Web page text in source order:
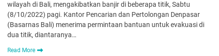
wilayah di Bali, mengakibatkan banjir di beberapa titik, Sabtu
(8/10/2022) pagi. Kantor Pencarian dan Pertolongan Denpasar
(Basarnas Bali) menerima permintaan bantuan untuk evakuasi di
dua titik, diantaranya…
Read More